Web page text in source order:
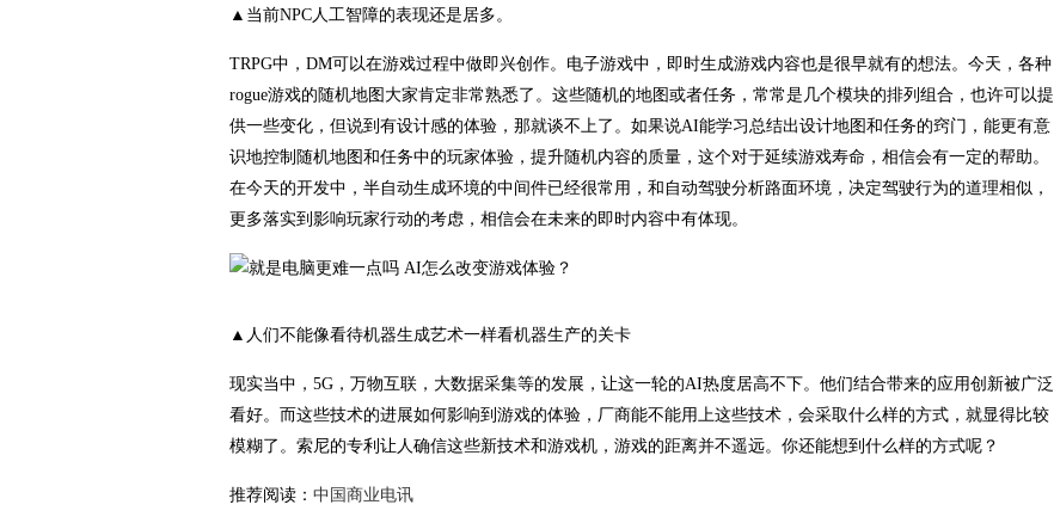
▲当前NPC人工智障的表现还是居多。
TRPG中，DM可以在游戏过程中做即兴创作。电子游戏中，即时生成游戏内容也是很早就有的想法。今天，各种
rogue游戏的随机地图大家肯定非常熟悉了。这些随机的地图或者任务，常常是几个模块的排列组合，也许可以提
供一些变化，但说到有设计感的体验，那就谈不上了。如果说AI能学习总结出设计地图和任务的窍门，能更有意
识地控制随机地图和任务中的玩家体验，提升随机内容的质量，这个对于延续游戏寿命，相信会有一定的帮助。
在今天的开发中，半自动生成环境的中间件已经很常用，和自动驾驶分析路面环境，决定驾驶行为的道理相似，
更多落实到影响玩家行动的考虑，相信会在未来的即时内容中有体现。
▲人们不能像看待机器生成艺术一样看机器生产的关卡
现实当中，5G，万物互联，大数据采集等的发展，让这一轮的AI热度居高不下。他们结合带来的应用创新被广泛
看好。而这些技术的进展如何影响到游戏的体验，厂商能不能用上这些技术，会采取什么样的方式，就显得比较
模糊了。索尼的专利让人确信这些新技术和游戏机，游戏的距离并不遥远。你还能想到什么样的方式呢？
推荐阅读： 中国商业电讯